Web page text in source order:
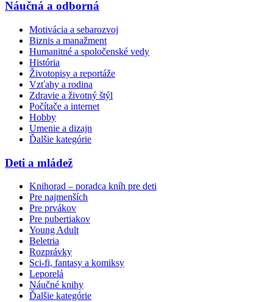
Náučná a odborná
Motivácia a sebarozvoj
Biznis a manažment
Humanitné a spoločenské vedy
História
Životopisy a reportáže
Vzťahy a rodina
Zdravie a životný štýl
Počítače a internet
Hobby
Umenie a dizajn
Ďalšie kategórie
Deti a mládež
Knihorad – poradca kníh pre deti
Pre najmenších
Pre prvákov
Pre pubertiakov
Young Adult
Beletria
Rozprávky
Sci-fi, fantasy a komiksy
Leporelá
Náučné knihy
Ďalšie kategórie